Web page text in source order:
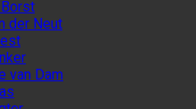
der Neut
van Dam